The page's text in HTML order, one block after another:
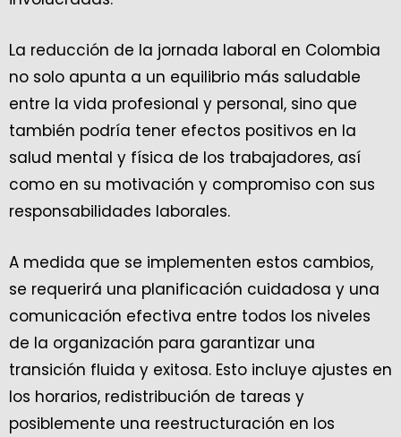
La reducción de la jornada laboral en Colombia
no solo apunta a un equilibrio más saludable
entre la vida profesional y personal, sino que
también podría tener efectos positivos en la
salud mental y física de los trabajadores, así
como en su motivación y compromiso con sus
responsabilidades laborales.
A medida que se implementen estos cambios,
se requerirá una planificación cuidadosa y una
comunicación efectiva entre todos los niveles
de la organización para garantizar una
transición fluida y exitosa. Esto incluye ajustes en
los horarios, redistribución de tareas y
posiblemente una reestructuración en los